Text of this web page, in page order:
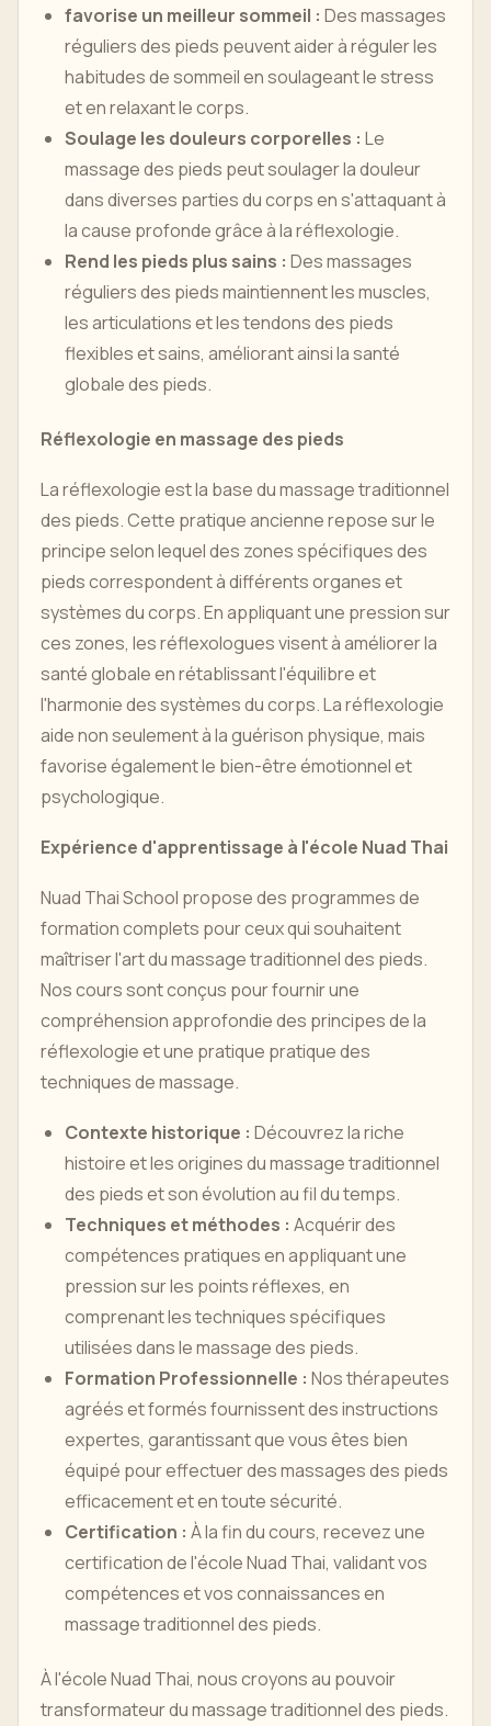
favorise un meilleur sommeil : Des massages
réguliers des pieds peuvent aider à réguler les
habitudes de sommeil en soulageant le stress
et en relaxant le corps.
Soulage les douleurs corporelles : Le
massage des pieds peut soulager la douleur
dans diverses parties du corps en s'attaquant à
la cause profonde grâce à la réflexologie.
Rend les pieds plus sains : Des massages
réguliers des pieds maintiennent les muscles,
les articulations et les tendons des pieds
flexibles et sains, améliorant ainsi la santé
globale des pieds.
Réflexologie en massage des pieds
La réflexologie est la base du massage traditionnel
des pieds. Cette pratique ancienne repose sur le
principe selon lequel des zones spécifiques des
pieds correspondent à différents organes et
systèmes du corps. En appliquant une pression sur
ces zones, les réflexologues visent à améliorer la
santé globale en rétablissant l'équilibre et
l'harmonie des systèmes du corps. La réflexologie
aide non seulement à la guérison physique, mais
favorise également le bien-être émotionnel et
psychologique.
Expérience d'apprentissage à l'école Nuad Thai
Nuad Thai School propose des programmes de
formation complets pour ceux qui souhaitent
maîtriser l'art du massage traditionnel des pieds.
Nos cours sont conçus pour fournir une
compréhension approfondie des principes de la
réflexologie et une pratique pratique des
techniques de massage.
Contexte historique : Découvrez la riche
histoire et les origines du massage traditionnel
des pieds et son évolution au fil du temps.
Techniques et méthodes : Acquérir des
compétences pratiques en appliquant une
pression sur les points réflexes, en
comprenant les techniques spécifiques
utilisées dans le massage des pieds.
Formation Professionnelle : Nos thérapeutes
agréés et formés fournissent des instructions
expertes, garantissant que vous êtes bien
équipé pour effectuer des massages des pieds
efficacement et en toute sécurité.
Certification : À la fin du cours, recevez une
certification de l'école Nuad Thai, validant vos
compétences et vos connaissances en
massage traditionnel des pieds.
À l'école Nuad Thai, nous croyons au pouvoir
transformateur du massage traditionnel des pieds.